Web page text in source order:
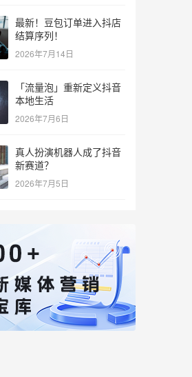
最新！豆包订单进入抖店
结算序列！
2026年7月14日
「流量泡」重新定义抖音
本地生活
2026年7月6日
真人扮演机器人成了抖音
新赛道？
2026年7月5日